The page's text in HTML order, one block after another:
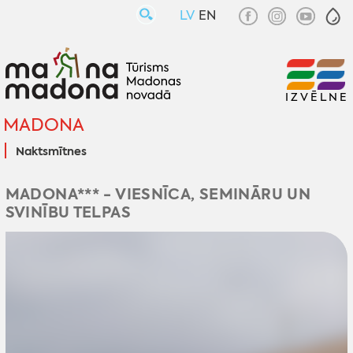
LV EN
MADONA
Naktsmītnes
IZVĒLNE
MADONA*** - VIESNĪCA, SEMINĀRU UN
SVINĪBU TELPAS